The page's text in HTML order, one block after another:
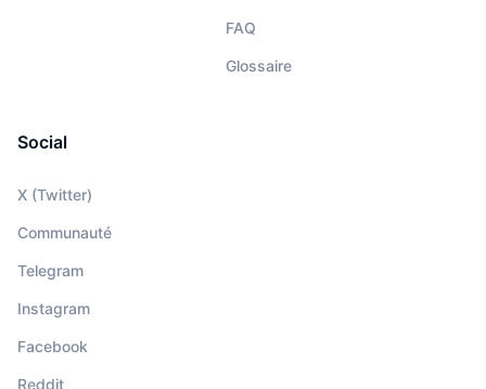
FAQ
Glossaire
Social
X (Twitter)
Communauté
Telegram
Instagram
Facebook
Reddit